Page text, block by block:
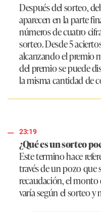
Después del sorteo,
aparecen en la parte
números de cuatro
sorteo. Desde 5
alcanzando el premio
del premio se puede
la misma cantidad de
23:19
¿Qué es un sorteo
Este termino hace
través de un pozo que
recaudación, el monto
varía según el sorteo